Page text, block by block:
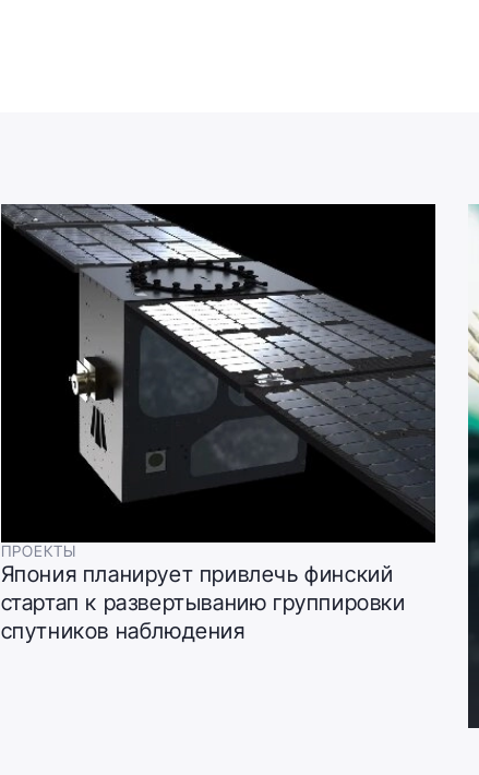
ПРОЕКТЫ
Япония планирует привлечь финский
стартап к развертыванию группировки
спутников наблюдения